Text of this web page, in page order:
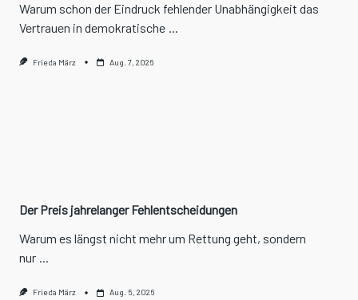
Warum schon der Eindruck fehlender Unabhängigkeit das
Vertrauen in demokratische ...
Frieda März Aug. 7, 2026
Der Preis jahrelanger Fehlentscheidungen
Warum es längst nicht mehr um Rettung geht, sondern
nur ...
Frieda März Aug. 5, 2026